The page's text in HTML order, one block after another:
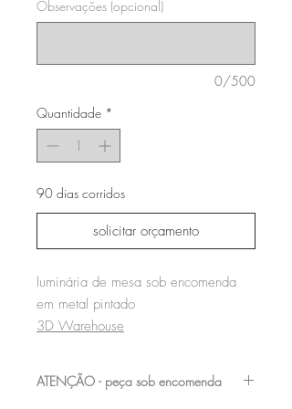
Observações (opcional)
0/500
Quantidade *
90 dias corridos
solicitar orçamento
luminária de mesa sob encomenda
em metal pintado
3D Warehouse
ATENÇÃO - peça sob encomenda